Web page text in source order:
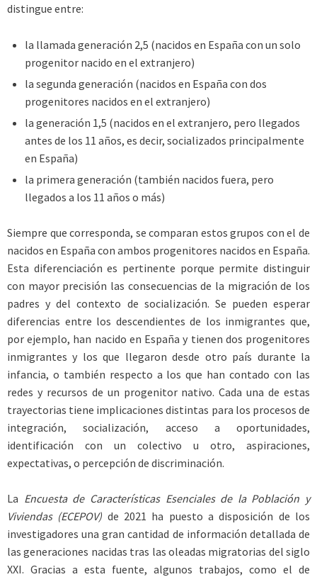
distingue entre:
la llamada generación 2,5 (nacidos en España con un solo
progenitor nacido en el extranjero)
la segunda generación (nacidos en España con dos
progenitores nacidos en el extranjero)
la generación 1,5 (nacidos en el extranjero, pero llegados
antes de los 11 años, es decir, socializados principalmente
en España)
la primera generación (también nacidos fuera, pero
llegados a los 11 años o más)
Siempre que corresponda, se comparan estos grupos con el de
nacidos en España con ambos progenitores nacidos en España.
Esta diferenciación es pertinente porque permite distinguir
con mayor precisión las consecuencias de la migración de los
padres y del contexto de socialización. Se pueden esperar
diferencias entre los descendientes de los inmigrantes que,
por ejemplo, han nacido en España y tienen dos progenitores
inmigrantes y los que llegaron desde otro país durante la
infancia, o también respecto a los que han contado con las
redes y recursos de un progenitor nativo. Cada una de estas
trayectorias tiene implicaciones distintas para los procesos de
integración, socialización, acceso a oportunidades,
identificación con un colectivo u otro, aspiraciones,
expectativas, o percepción de discriminación.
La Encuesta de Características Esenciales de la Población y
Viviendas (ECEPOV) de 2021 ha puesto a disposición de los
investigadores una gran cantidad de información detallada de
las generaciones nacidas tras las oleadas migratorias del siglo
XXI. Gracias a esta fuente, algunos trabajos, como el de